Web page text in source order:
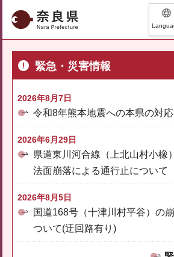
奈良県
緊急・災害情報
2026年8月7日
令和8年熊本地震への本県の対
2026年6月29日
県道東川河合線（上北山村小橡
法面崩落による通行止について
2026年8月5日
国道168号（十津川村平谷）の
ついて(迂回路有り)